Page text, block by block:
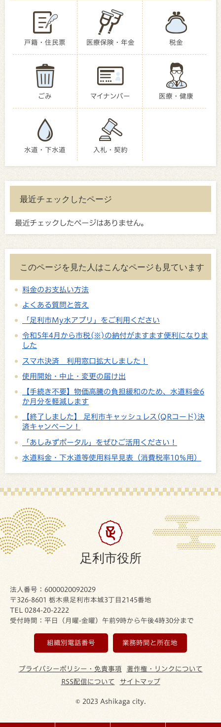
戸籍・住民票 医療保険・年金 税金
ごみ マイナンバー 医療・健康
水道・下水道 入札・契約
最近チェックしたページ
最近チェックしたページはありません。
このページを見た人はこんなページも見ています
料金のお支払い方法
よくある質問と答え
「足利市My水アプリ」をご利用ください
令和5年4月から市税(※)の納付がますます便利になりま
した
スマホ決済 利用窓口拡大しました！
使用開始・中止・変更の届け出
【手続き不要】物価高騰の負担緩和のため、水道料金6
か月分を軽減します
【終了しました】 足利市キャッシュレス(QRコード)決
済キャンペーン！
「あしみずポータル」をぜひご活用ください！
水道料金・下水道等使用料早見表（消費税率10％用）
足利市役所
法人番号：6000020092029
〒326-8601 栃木県足利市本城3丁目2145番地
TEL 0284-20-2222
受付時間：平日（月曜-金曜）午前9時から午後4時30分まで
組織別電話番号 業務時間と所在地
プライバシーポリシー・免責事項
著作権・リンクについて
RSS配信について
サイトマップ
© 2023 Ashikaga city.